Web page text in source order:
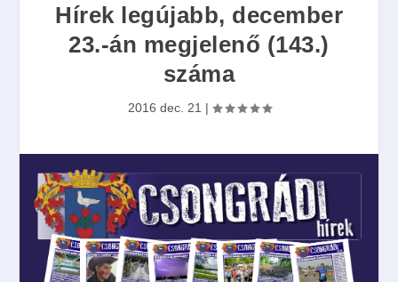
Hírek legújabb, december
23.-án megjelenő (143.)
száma
2016 dec. 21 |